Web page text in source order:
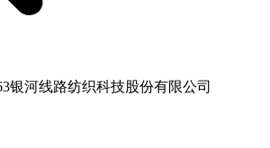
银河线路纺织科技股份有限公司